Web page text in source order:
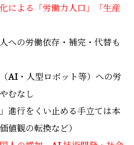
による「労働力人口」「生産
への労働依存・補完・代替も
AI ・人型ロボット等）への労
むなし
進行をくい止める手立ては本
値観の転換など）